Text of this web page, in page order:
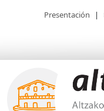
Presentación |